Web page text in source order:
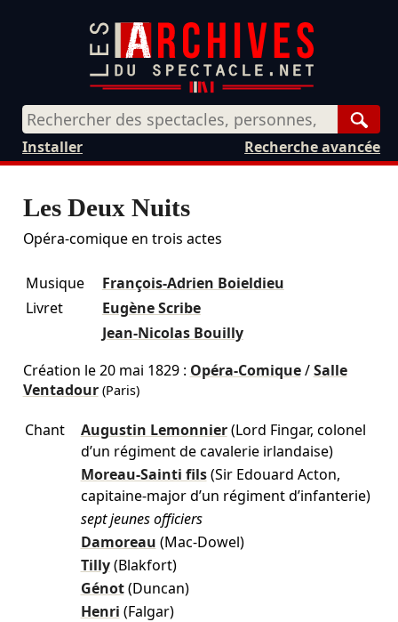
Recherche avancée
Installer
Les Deux Nuits
Opéra-comique en trois actes
Musique
François-Adrien Boieldieu
Livret
Eugène Scribe
Jean-Nicolas Bouilly
Création le20 mai 1829: Opéra-Comique/Salle
Ventadour(Paris)
Chant Augustin Lemonnier (Lord Fingar, colonel
d’un régiment de cavalerie irlandaise)
Moreau-Sainti fils (Sir Edouard Acton,
capitaine-major d’un régiment d’infanterie)
sept jeunes officiers
Damoreau (Mac-Dowel)
Tilly (Blakfort)
Génot (Duncan)
Henri (Falgar)